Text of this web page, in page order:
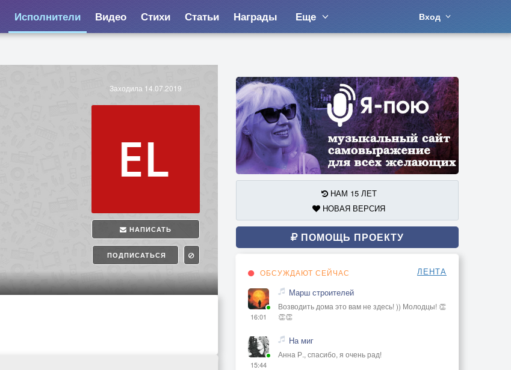
Исполнители Видео Стихи Статьи Награды Еще Вход
Заходила 14.07.2019
НАПИСАТЬ
ПОДПИСАТЬСЯ
НАМ 15 ЛЕТ
НОВАЯ ВЕРСИЯ
ПОМОЩЬ ПРОЕКТУ
ОБСУЖДАЮТ СЕЙЧАС ЛЕНТА
16:01
Марш строителей
Возводить дома это вам не здесь! )) Молодцы! 👏
👏👏
15:44
На миг
Анна Р., спасибо, я очень рад!